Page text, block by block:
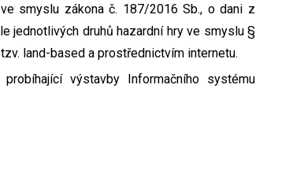
smyslu zákona č. 187/2016 Sb., o dani z
jednotlivých druhů hazardní hry ve smyslu §
land-based a prostřednictvím internetu.
výstavby Informačního systému